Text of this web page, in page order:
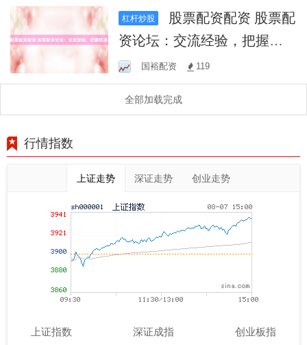
杠杆炒股
资论坛：交流经验，把握机
遇！国裕配资 119
全部加载完成
行情指数
上证走势 深证走势 创业走势
上证指数 深证成指 创业板指